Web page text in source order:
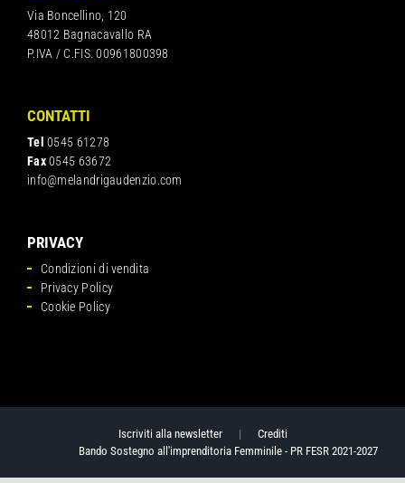
Via Boncellino, 120
48012 Bagnacavallo RA
P.IVA / C.FIS. 00961800398
CONTATTI
Tel 0545 61278
Fax0545 63672
info@melandrigaudenzio.com
PRIVACY
Condizioni di vendita
Privacy Policy
Cookie Policy
Iscriviti alla newsletter| Crediti
Bando Sostegno all'imprenditoria Femminile - PR FESR 2021-2027